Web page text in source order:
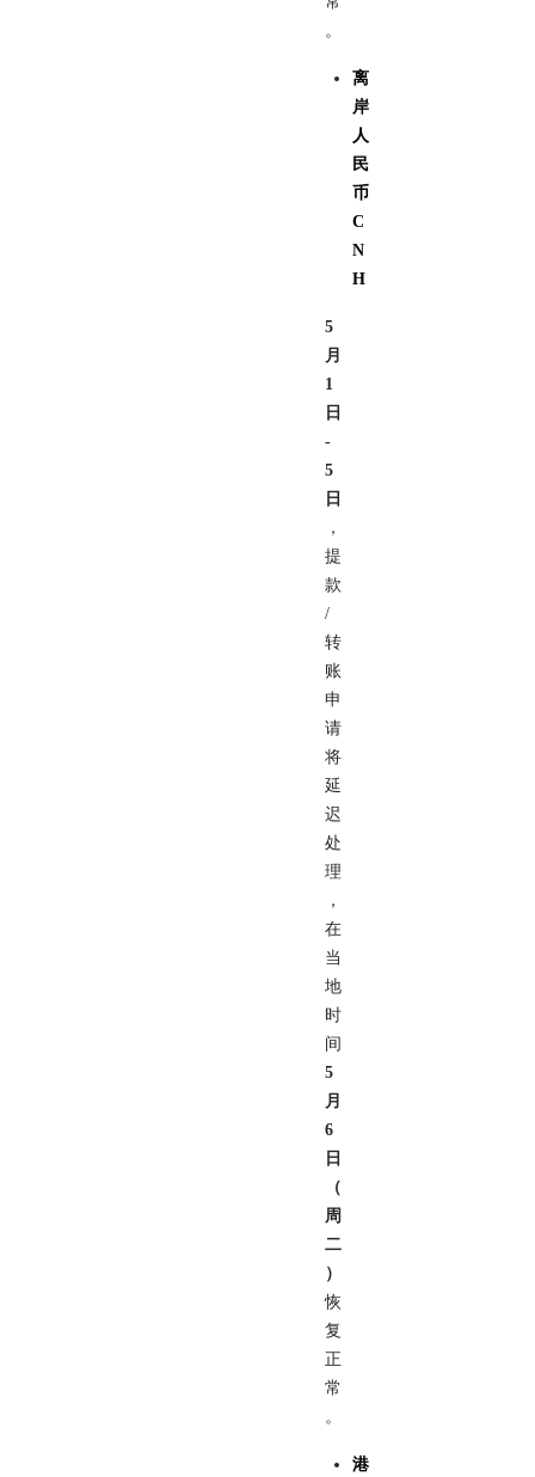
。
离
岸
人
民
币
C
N
H
5
月
1
日
-
5
日
，
提
款
/
转
账
申
请
将
延
迟
处
理
，
在
当
地
时
间
5
月
6
日
（
周
二
）
恢
复
正
常
。
港